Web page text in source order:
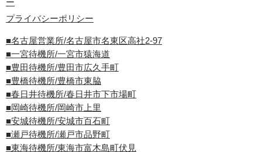
ー
プライバシーポリシー
■名古屋営業所/名古屋市名東区高社2-97
■一宮待機所/一宮市猿海道
■豊田待機所/豊田市広久手町
■豊橋待機所/豊橋市東脇
■春日井待機所/春日井市下市場町
■岡崎待機所/岡崎市上里
■安城待機所/安城市百石町
■瀬戸待機所/瀬戸市品野町
■東海待機所/東海市富木島町伏見